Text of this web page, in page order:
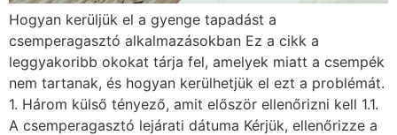
Hogyan kerüljük el a gyenge tapadást a
csemperagasztó alkalmazásokban Ez a cikk a
leggyakoribb okokat tárja fel, amelyek miatt a csempék
nem tartanak, és hogyan kerülhetjük el ezt a problémát.
1. Három külső tényező, amit először ellenőrizni kell 1.1.
A csemperagasztó lejárati dátuma Kérjük, ellenőrizze a